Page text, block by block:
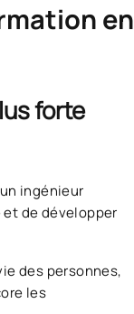
en
forte
ingénieur
et de développer
des personnes,
les